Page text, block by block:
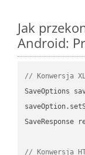
Jak
Android:
// Konwersja
SaveOptions
// Konwersja